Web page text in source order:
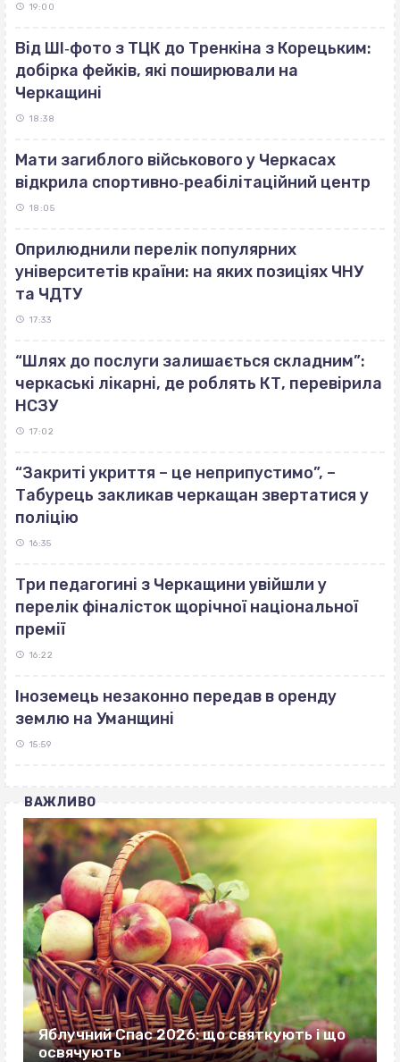
19:00
Від ШІ‐фото з ТЦК до Тренкіна з Корецьким:
добірка фейків, які поширювали на
Черкащині
18:38
Мати загиблого військового у Черкасах
відкрила спортивно‐реабілітаційний центр
18:05
Оприлюднили перелік популярних
університетів країни: на яких позиціях ЧНУ
та ЧДТУ
17:33
“Шлях до послуги залишається складним”:
черкаські лікарні, де роблять КТ, перевірила
НСЗУ
17:02
“Закриті укриття – це неприпустимо”, –
Табурець закликав черкащан звертатися у
поліцію
16:35
Три педагогині з Черкащини увійшли у
перелік фіналісток щорічної національної
премії
16:22
Іноземець незаконно передав в оренду
землю на Уманщині
15:59
ВАЖЛИВО
Яблучний Спас 2026: що святкують і що
освячують